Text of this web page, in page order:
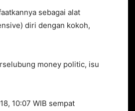
sebagai alat
diri dengan kokoh,
money politic, isu
10:07 WIB sempat